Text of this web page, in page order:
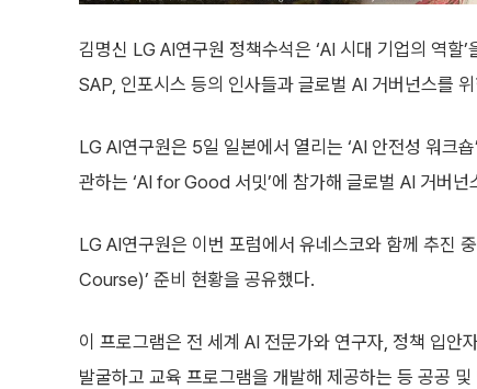
김명신 LG AI연구원 정책수석은 ‘AI 시대 기업의 역할
SAP, 인포시스 등의 인사들과 글로벌 AI 거버넌스를
LG AI연구원은 5일 일본에서 열리는 ‘AI 안전성 워크
관하는 ‘AI for Good 서밋’에 참가해 글로벌 AI 거버
LG AI연구원은 이번 포럼에서 유네스코와 함께 추진
Course)’ 준비 현황을 공유했다.
이 프로그램은 전 세계 AI 전문가와 연구자, 정책 입안
발굴하고 교육 프로그램을 개발해 제공하는 등 공공